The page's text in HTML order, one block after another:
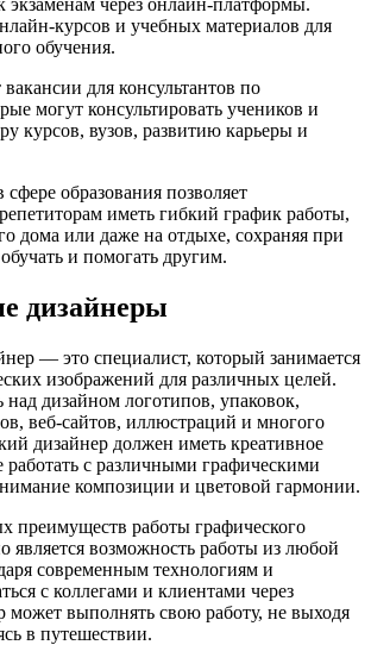
курсов и учебных материалов для
обучения.
для консультантов по
могут консультировать учеников и
курсов, вузов, развитию карьеры и
сфере образования позволяет
иметь гибкий график работы,
дома или даже на отдыхе, сохраняя при
и помогать другим.
дизайнеры
— это специалист, который занимается
изображений для различных целей.
дизайном логотипов, упаковок,
веб-сайтов, иллюстраций и многого
дизайнер должен иметь креативное
с различными графическими
композиции и цветовой гармонии.
преимуществ работы графического
является возможность работы из любой
современным технологиям и
с коллегами и клиентами через
может выполнять свою работу, не выходя
в путешествии.